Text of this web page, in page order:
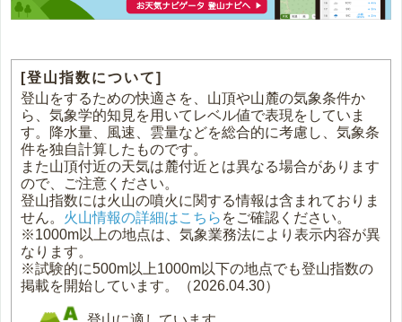
[登山指数について]
登山をするための快適さを、山頂や山麓の気象条件か
ら、気象学的知見を用いてレベル値で表現をしていま
す。降水量、風速、雲量などを総合的に考慮し、気象条
件を独自計算したものです。
また山頂付近の天気は麓付近とは異なる場合があります
ので、ご注意ください。
登山指数には火山の噴火に関する情報は含まれておりま
せん。 火山情報の詳細はこちら をご確認ください。
※1000m以上の地点は、気象業務法により表示内容が異
なります。
※試験的に500m以上1000m以下の地点でも登山指数の
掲載を開始しています。（2026.04.30）